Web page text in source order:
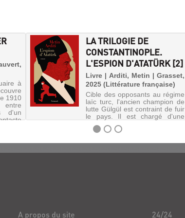
LA TRILOGIE DE
CONSTANTINOPLE.
L'ESPION D'ATATÜRK [2]
Livre | Arditi, Metin | Grasset,
2025 (Littérature française)
Cible des opposants au régime
laïc turc, l'ancien champion de
lutte Gülgül est contraint de fuir
le pays. Il est chargé d'une
mission secrète par Atatürk,
rapporter tout ce qui se trame
une double vie,...
à
1910
entre
d'un
A propos du site 24/24